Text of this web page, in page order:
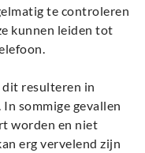
te controleren
kunnen leiden tot
dit resulteren in
sommige gevallen
worden en niet
erg vervelend zijn